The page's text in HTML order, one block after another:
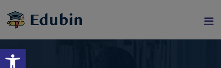
Eszköztár megnyitása